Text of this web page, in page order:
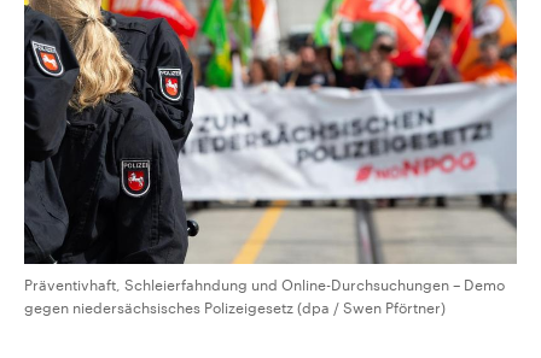
Präventivhaft, Schleierfahndung und Online-Durchsuchungen – Demo
gegen niedersächsisches Polizeigesetz (dpa / Swen Pförtner)